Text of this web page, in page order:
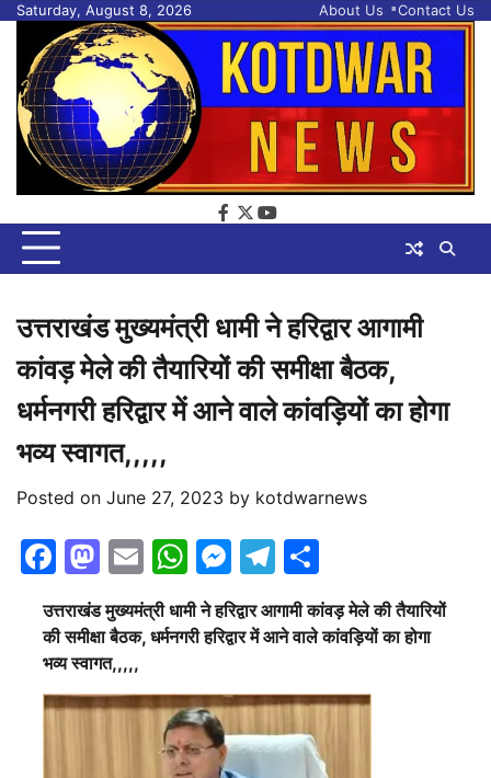
Skip
content
Saturday, August 8, 2026 About Us Contact Us
facebook
twitter
youtube
उत्तराखंड मुख्यमंत्री धामी ने हरिद्वार आगामी
कांवड़ मेले की तैयारियों की समीक्षा बैठक,
धर्मनगरी हरिद्वार में आने वाले कांवड़ियों का होगा
भव्य स्वागत,,,,,
Posted on June 27, 2023 by kotdwarnews
Facebook
Mastodon
EmailWhatsApp
Messenger
Telegram
उत्तराखंड मुख्यमंत्री धामी ने हरिद्वार आगामी कांवड़ मेले की तैयारियों
की समीक्षा बैठक, धर्मनगरी हरिद्वार में आने वाले कांवड़ियों का होगा
भव्य स्वागत,,,,,